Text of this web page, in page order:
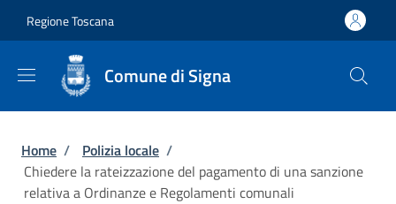
Regione Toscana
Comune di Signa
Briciole di pane
Home / Polizia locale /
Chiedere la rateizzazione del pagamento di una sanzione
relativa a Ordinanze e Regolamenti comunali